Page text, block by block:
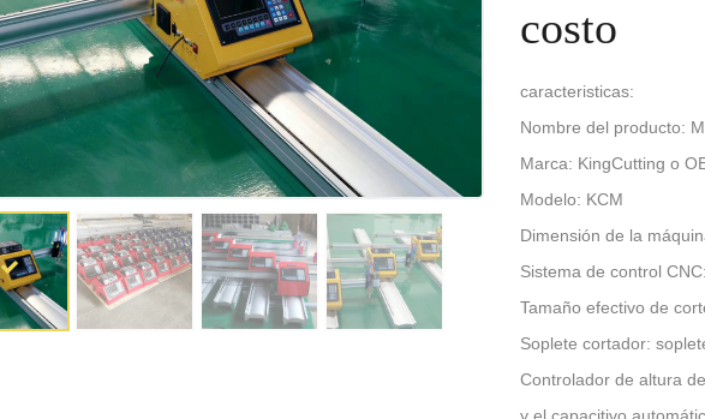
costo
caracteristicas:
Nombre del producto:
Marca: KingCutting o
Modelo: KCM
Dimensión de la
Sistema de control
Tamaño efectivo de
Soplete cortador:
Controlador de altura